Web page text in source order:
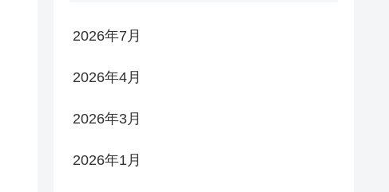
2026年7月
2026年4月
2026年3月
2026年1月